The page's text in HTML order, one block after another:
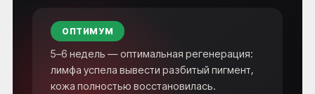
ОПТИМУМ
5–6 недель — оптимальная регенерация:
лимфа успела вывести разбитый пигмент,
кожа полностью восстановилась.